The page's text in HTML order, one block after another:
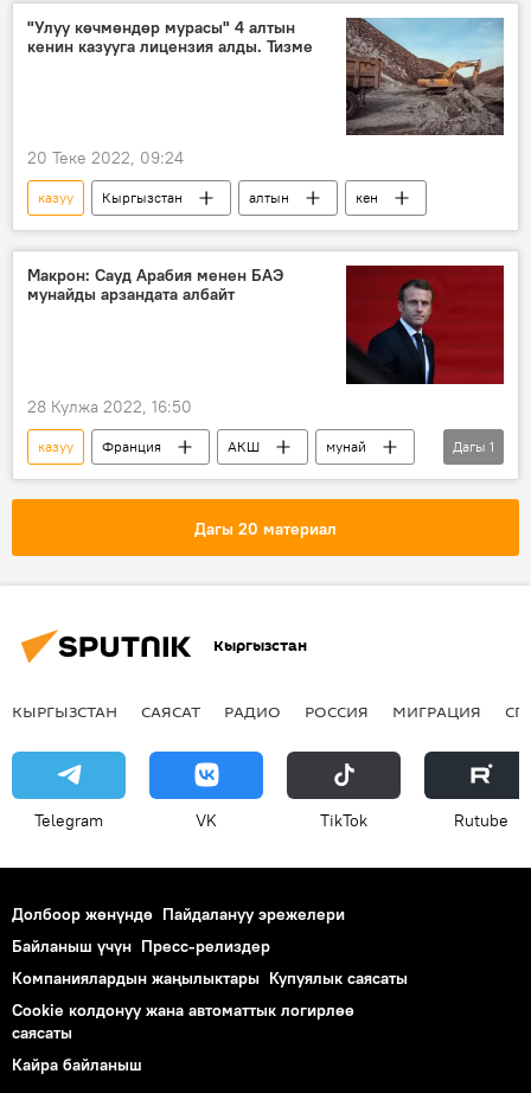
"Улуу көчмөндөр мурасы" 4 алтын
кенин казууга лицензия алды. Тизме
20 Теке 2022, 09:24
казуу Кыргызстан алтын кен
Макрон: Сауд Арабия менен БАЭ
мунайды арзандата албайт
28 Кулжа 2022, 16:50
казуу Франция АКШ
мунай
Бириккен Араб Эмирлиги
Дагы 1
Дагы 20 материал
Кыргызстан
КЫРГЫЗСТАН САЯСАТ РАДИО РОССИЯ МИГРАЦИЯ
Telegram VK ТikТоk Rutube
Долбоор жөнүндө Пайдалануу эрежелери
Байланыш үчүн Пресс-релиздер
Компаниялардын жаңылыктары Купуялык саясаты
Cookie колдонуу жана автоматтык логирлөө
саясаты
Кайра байланыш